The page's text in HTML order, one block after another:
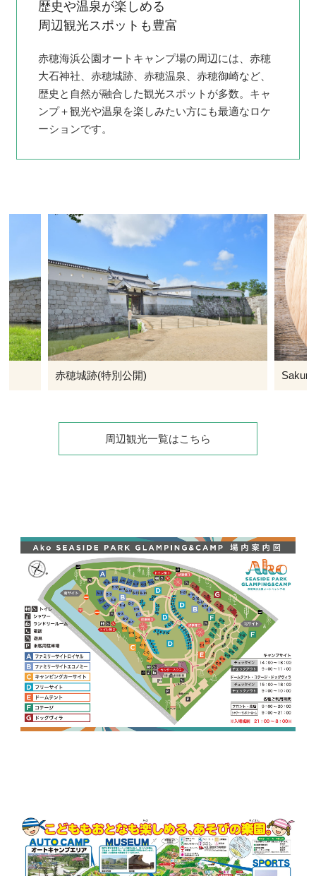
歴史や温泉が楽しめる
周辺観光スポットも豊富
赤穂海浜公園オートキャンプ場の周辺には、赤穂
大石神社、赤穂城跡、赤穂温泉、赤穂御崎など、
歴史と自然が融合した観光スポットが多数。キャ
ンプ＋観光や温泉を楽しみたい方にも最適なロケ
ーションです。
Sakuragumi 赤穂
周辺観光一覧はこちら